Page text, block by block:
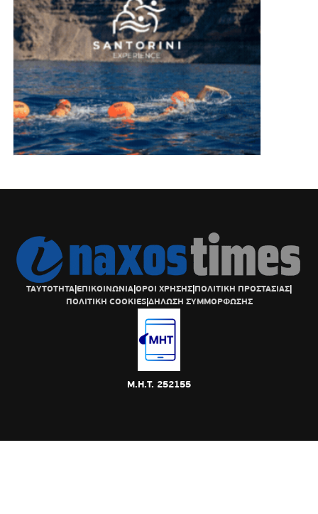
ΤΑΥΤΟΤΗΤΑ|ΕΠΙΚΟΙΝΩΝΙΑ|ΟΡΟΙ ΧΡΗΣΗΣ|ΠΟΛΙΤΙΚΗ ΠΡΟΣΤΑΣΙΑΣ|
ΠΟΛΙΤΙΚΗ COOKIES|ΔΗΛΩΣΗ ΣΥΜΜΟΡΦΩΣΗΣ
Μ.Η.Τ. 252155